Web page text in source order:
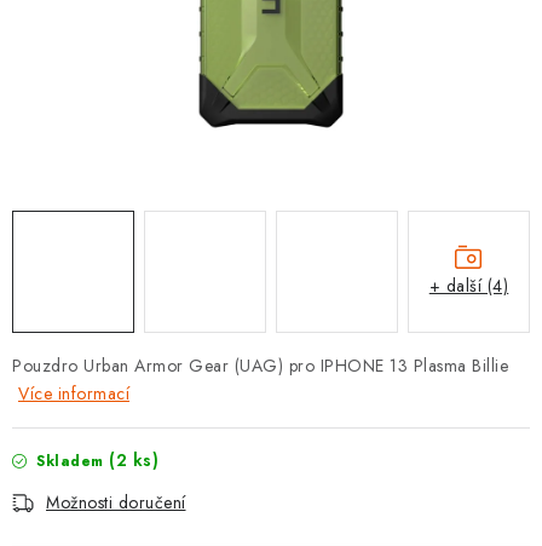
VRÁCENÍ ZBOŽÍ A REKLAMACE
Jak nakupovat
Obchodní podmínky
Pouzdro Urban Armor Gear (UAG) pro IPHONE 13 Plasma Billie
Více informací
Skladem (2 ks)
Možnosti doručení
+ další (4)